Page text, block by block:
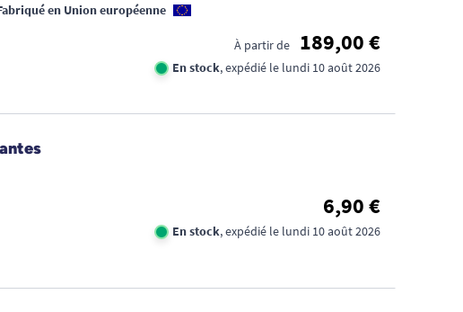
en Union européenne
À partir de 189,00 €
En stock, expédié le lundi 10 août 2026
6,90 €
En stock, expédié le lundi 10 août 2026